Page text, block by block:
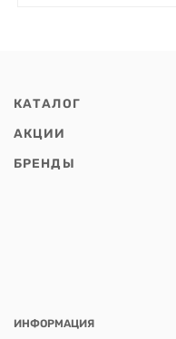
КАТАЛОГ
АКЦИИ
БРЕНДЫ
ИНФОРМАЦИЯ